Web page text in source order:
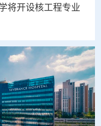
将开设核工程专业